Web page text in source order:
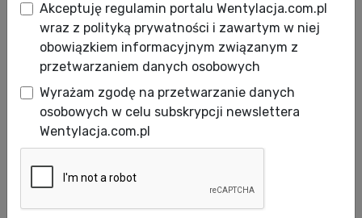
Zawór BVTS firmy Danfoss -
termiczne zabezpieczenie
kotła i kominka
Data publikacji: 09.07.2012
Data aktualizacji: 10.07.2012
Zawór termostatyczny Danfoss BVTS
zapewnia niezawodną, bezpieczną oraz
bezobsługową pracę, a dzięki temu przyjazne
Akceptuję regulamin portalu Wentylacja.com.pl
wraz z polityką prywatności i zawartym w niej
obowiązkiem informacyjnym związanym z
przetwarzaniem danych osobowych
Wyrażam zgodę na przetwarzanie danych
osobowych w celu subskrypcji newslettera
Wentylacja.com.pl